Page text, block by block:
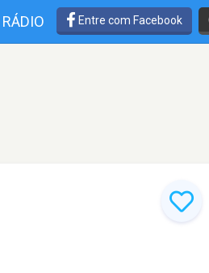
RÁDIO Entre com Facebook